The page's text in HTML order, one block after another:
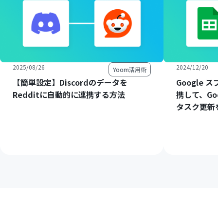
2025/08/26 Yoom活用術
【簡単設定】Discordのデータを
Redditに自動的に連携する方法
2024/12/20
Google ス
携して、
タスク更